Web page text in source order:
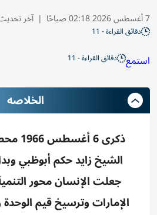
7 أغسطس 2026 02:18 صباحًا | آخر
دقائق القراءة - 11
استمع دقائق القراءة - 11
الخلاصه
ذكرى
الشيخ زايد حكم أبوظبي
جعلت الإنسان محور
الإمارات وترسيخ قيم